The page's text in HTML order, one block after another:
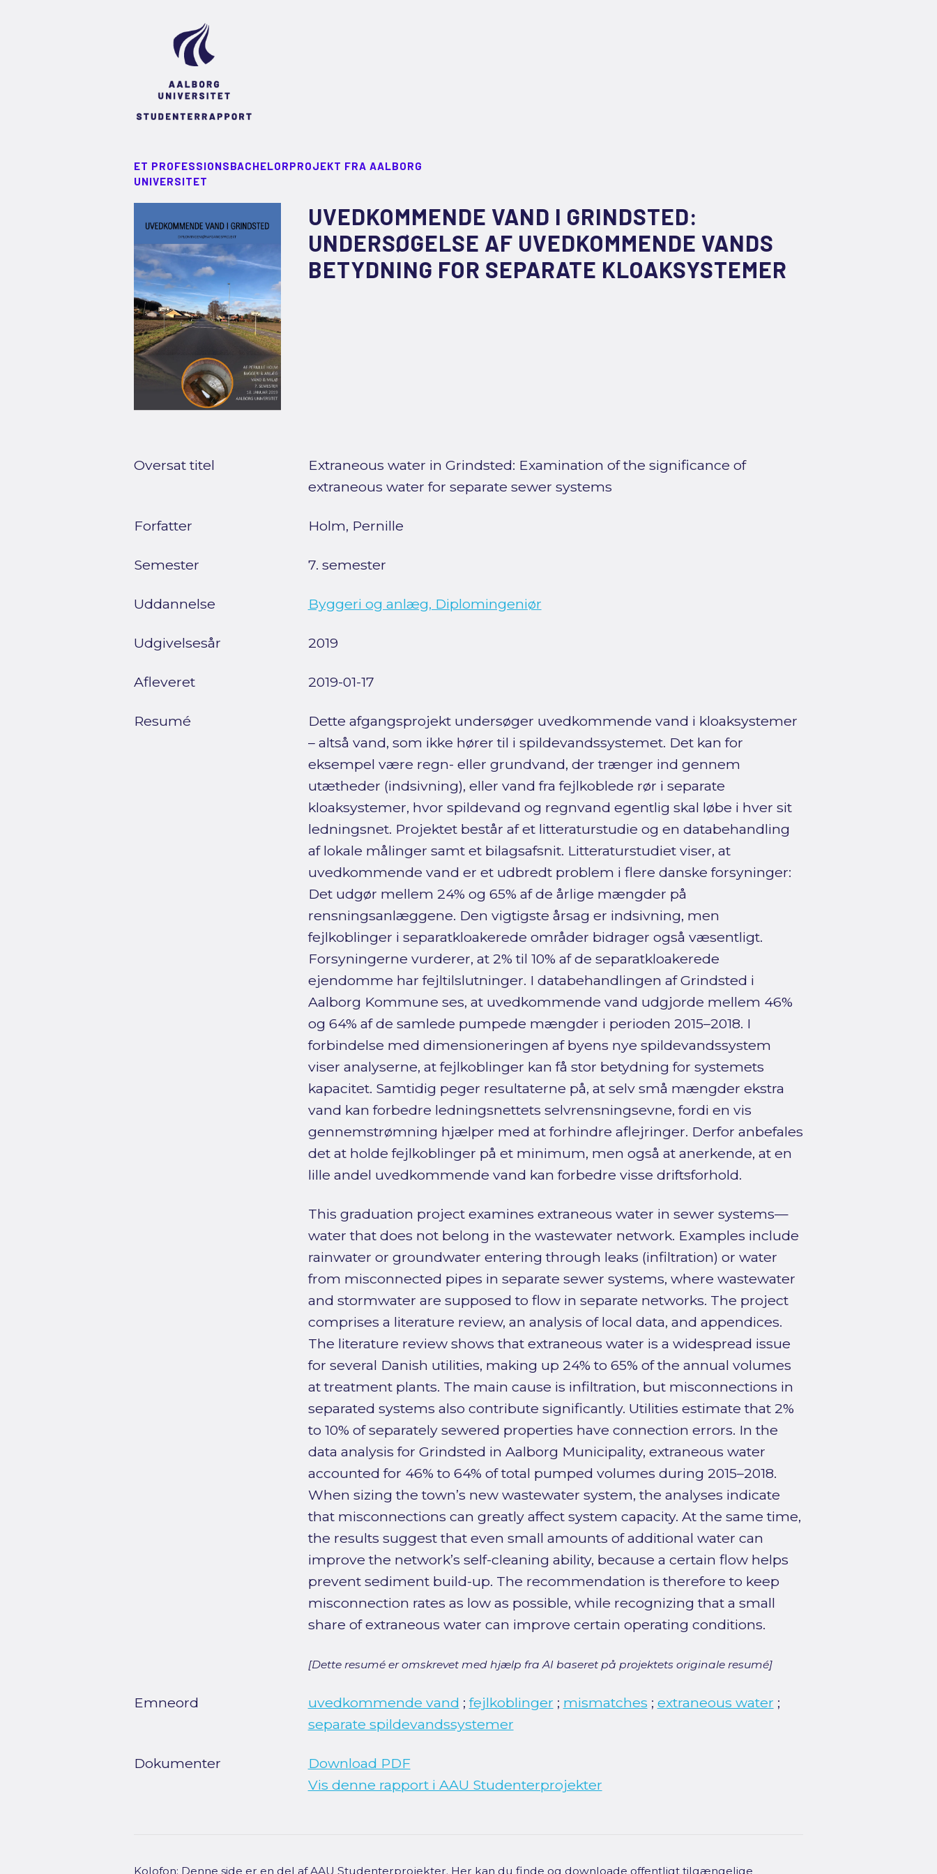
ET PROFESSIONSBACHELORPROJEKT FRA AALBORG
UNIVERSITET
UVEDKOMMENDE VAND I GRINDSTED:
UNDERSØGELSE AF UVEDKOMMENDE VANDS
BETYDNING FOR SEPARATE KLOAKSYSTEMER
Oversat titel
Extraneous water in Grindsted: Examination of the significance of
extraneous water for separate sewer systems
Forfatter Holm, Pernille
Semester 7. semester
Uddannelse Byggeri og anlæg, Diplomingeniør
Udgivelsesår 2019
Afleveret 2019-01-17
Resumé
Dette afgangsprojekt undersøger uvedkommende vand i kloaksystemer
– altså vand, som ikke hører til i spildevandssystemet. Det kan for
eksempel være regn- eller grundvand, der trænger ind gennem
utætheder (indsivning), eller vand fra fejlkoblede rør i separate
kloaksystemer, hvor spildevand og regnvand egentlig skal løbe i hver sit
ledningsnet. Projektet består af et litteraturstudie og en databehandling
af lokale målinger samt et bilagsafsnit. Litteraturstudiet viser, at
uvedkommende vand er et udbredt problem i flere danske forsyninger:
Det udgør mellem 24% og 65% af de årlige mængder på
rensningsanlæggene. Den vigtigste årsag er indsivning, men
fejlkoblinger i separatkloakerede områder bidrager også væsentligt.
Forsyningerne vurderer, at 2% til 10% af de separatkloakerede
ejendomme har fejltilslutninger. I databehandlingen af Grindsted i
Aalborg Kommune ses, at uvedkommende vand udgjorde mellem 46%
og 64% af de samlede pumpede mængder i perioden 2015–2018. I
forbindelse med dimensioneringen af byens nye spildevandssystem
viser analyserne, at fejlkoblinger kan få stor betydning for systemets
kapacitet. Samtidig peger resultaterne på, at selv små mængder ekstra
vand kan forbedre ledningsnettets selvrensningsevne, fordi en vis
gennemstrømning hjælper med at forhindre aflejringer. Derfor anbefales
det at holde fejlkoblinger på et minimum, men også at anerkende, at en
lille andel uvedkommende vand kan forbedre visse driftsforhold.
This graduation project examines extraneous water in sewer systems—
water that does not belong in the wastewater network. Examples include
rainwater or groundwater entering through leaks (infiltration) or water
from misconnected pipes in separate sewer systems, where wastewater
and stormwater are supposed to flow in separate networks. The project
comprises a literature review, an analysis of local data, and appendices.
The literature review shows that extraneous water is a widespread issue
for several Danish utilities, making up 24% to 65% of the annual volumes
at treatment plants. The main cause is infiltration, but misconnections in
separated systems also contribute significantly. Utilities estimate that 2%
to 10% of separately sewered properties have connection errors. In the
data analysis for Grindsted in Aalborg Municipality, extraneous water
accounted for 46% to 64% of total pumped volumes during 2015–2018.
When sizing the town’s new wastewater system, the analyses indicate
that misconnections can greatly affect system capacity. At the same time,
the results suggest that even small amounts of additional water can
improve the network’s self-cleaning ability, because a certain flow helps
prevent sediment build-up. The recommendation is therefore to keep
misconnection rates as low as possible, while recognizing that a small
share of extraneous water can improve certain operating conditions.
[Dette resumé er omskrevet med hjælp fra AI baseret på projektets originale resumé]
Emneord uvedkommende vand ;fejlkoblinger ; mismatches ; extraneous water ;
separate spildevandssystemer
Dokumenter
Download PDF
Vis denne rapport i AAU Studenterprojekter
Kolofon: Denne side er en del af AAU Studenterprojekter. Her kan du finde og downloade offentligt tilgængelige